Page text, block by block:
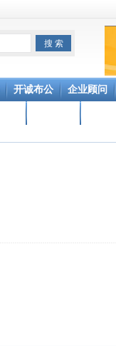
开诚布公 企业顾问